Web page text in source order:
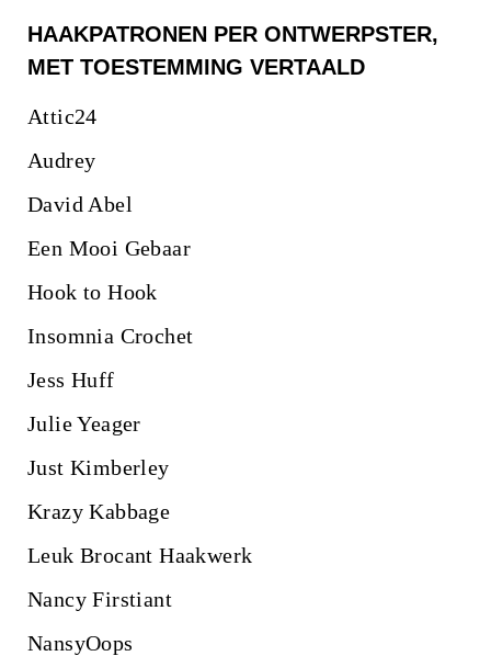
HAAKPATRONEN PER ONTWERPSTER,
MET TOESTEMMING VERTAALD
Attic24
Audrey
David Abel
Een Mooi Gebaar
Hook to Hook
Insomnia Crochet
Jess Huff
Julie Yeager
Just Kimberley
Krazy Kabbage
Leuk Brocant Haakwerk
Nancy Firstiant
NansyOops